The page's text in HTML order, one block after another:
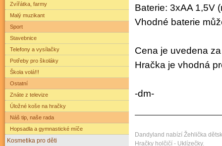
Baterie: 3xAA 1,5V
Vhodné baterie
Cena je uvedena
Hračka je vhodná
-dm-
Dandyland nabízí Žehlička
Hračky holčičí - Uklízečky.
Zvířátka, farmy
Malý muzikant
Sport
Stavebnice
Telefony a vysílačky
Potřeby pro školáky
Škola volá!!!
Ostatní
Znáte z televize
Úložné koše na hračky
Náš tip, naše rada
Hopsadla a gymnastické míče
Kosmetika pro děti